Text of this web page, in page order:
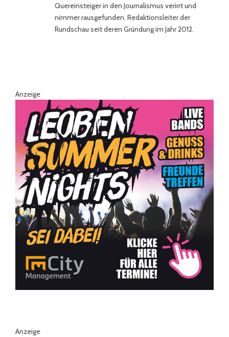
Quereinsteiger in den Journalismus verirrt und
nimmer rausgefunden. Redaktionsleiter der
Rundschau seit deren Gründung im Jahr 2012.
Anzeige
Anzeige